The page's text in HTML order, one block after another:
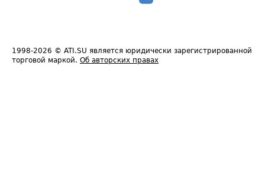
1998-2026 © ATI.SU является юридически зарегистрированной
торговой маркой. Об авторских правах